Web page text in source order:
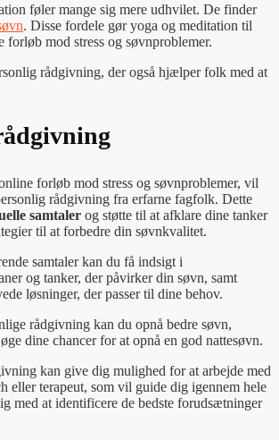
føler mange sig mere udhvilet. De finder
. Disse fordele gør yoga og meditation til
forløb mod stress og søvnproblemer.
rådgivning, der også hjælper folk med at
forløb mod stress og søvnproblemer, vil
rådgivning fra erfarne fagfolk. Dette
samtaler og støtte til at afklare dine tanker
til at forbedre din søvnkvalitet.
samtaler kan du få indsigt i
og tanker, der påvirker din søvn, samt
løsninger, der passer til dine behov.
rådgivning kan du opnå bedre søvn,
dine chancer for at opnå en god nattesøvn.
kan give dig mulighed for at arbejde med
eller terapeut, som vil guide dig igennem hele
med at identificere de bedste forudsætninger